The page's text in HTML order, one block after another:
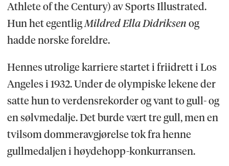
Athlete of the Century) av Sports Illustrated.
Hun het egentligMildred Ella Didriksen og
hadde norske foreldre.
Hennes utrolige karriere startet i friidrett i Los
Angeles i 1932. Under de olympiske lekene der
satte hun to verdensrekorder og vant to gull- og
en sølvmedalje. Det burde vært tre gull, men en
tvilsom dommeravgjørelse tok fra henne
gullmedaljen i høydehopp-konkurransen.